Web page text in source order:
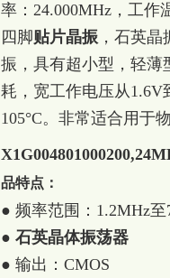
率：24.000MHz，工作
四脚贴片晶振 ，石英
振，具有超小型，轻薄
耗，宽工作电压从1.6V
105°C。非常适合用于
品特点：
● 频率范围：1.2MHz至
● 石英晶体振荡器
● 输出：CMOS